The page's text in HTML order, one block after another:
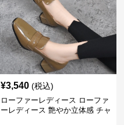
¥3,540 (税込)
ローファーレディース ローファ
ーレディース 艶やか立体感 チャ